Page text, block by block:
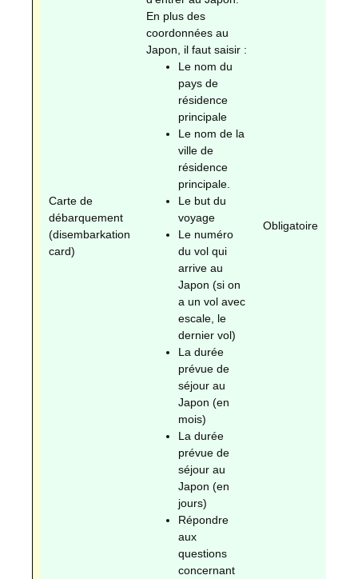
Carte de
débarquement
(disembarkation
card)
En plus des
coordonnées au
Japon, il faut saisir :
Le nom du
pays de
résidence
principale
Le nom de la
ville de
résidence
principale.
Le but du
voyage
Le numéro
du vol qui
arrive au
Japon (si on
a un vol avec
escale, le
dernier vol)
La durée
prévue de
séjour au
Japon (en
mois)
La durée
prévue de
séjour au
Japon (en
jours)
Répondre
aux
questions
concernant
Obligatoire